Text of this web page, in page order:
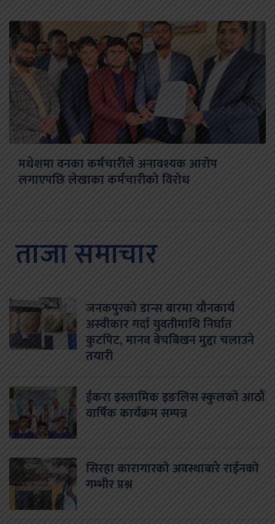
मधेशमा वनका कर्मचारीले अनावश्यक आरोप
लगाएपछि लेखाका कर्मचारीको विरोध
ताजा समाचार
जनकपुरको डान्स बारमा यौनकार्य
अस्वीकार गर्दा युवतीमाथि निर्घात
कुटपिट, मानव बेचबिखन मुद्दा चलाउने
तयारी
ईकरा इस्लामिक इङलिस स्कुलको आठौं
वार्षिक कार्यक्रम सम्पन्न
सिरहा कारागारको अवस्थाबारे राईनको
गम्भीर प्रश्न